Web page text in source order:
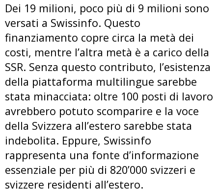
Dei 19 milioni, poco più di 9 milioni sono
versati a Swissinfo. Questo
finanziamento copre circa la metà dei
costi, mentre l’altra metà è a carico della
SSR. Senza questo contributo, l’esistenza
della piattaforma multilingue sarebbe
stata minacciata: oltre 100 posti di lavoro
avrebbero potuto scomparire e la voce
della Svizzera all’estero sarebbe stata
indebolita. Eppure, Swissinfo
rappresenta una fonte d’informazione
essenziale per più di 820’000 svizzeri e
svizzere residenti all’estero.